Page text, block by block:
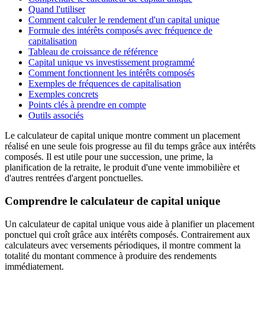
Quand l'utiliser
Comment calculer le rendement d'un capital unique
Formule des intérêts composés avec fréquence de
capitalisation
Tableau de croissance de référence
Capital unique vs investissement programmé
Comment fonctionnent les intérêts composés
Exemples de fréquences de capitalisation
Exemples concrets
Points clés à prendre en compte
Outils associés
Le calculateur de capital unique montre comment un placement
réalisé en une seule fois progresse au fil du temps grâce aux intérêts
composés. Il est utile pour une succession, une prime, la
planification de la retraite, le produit d'une vente immobilière et
d'autres rentrées d'argent ponctuelles.
Comprendre le calculateur de capital unique
Un calculateur de capital unique vous aide à planifier un placement
ponctuel qui croît grâce aux intérêts composés. Contrairement aux
calculateurs avec versements périodiques, il montre comment la
totalité du montant commence à produire des rendements
immédiatement.